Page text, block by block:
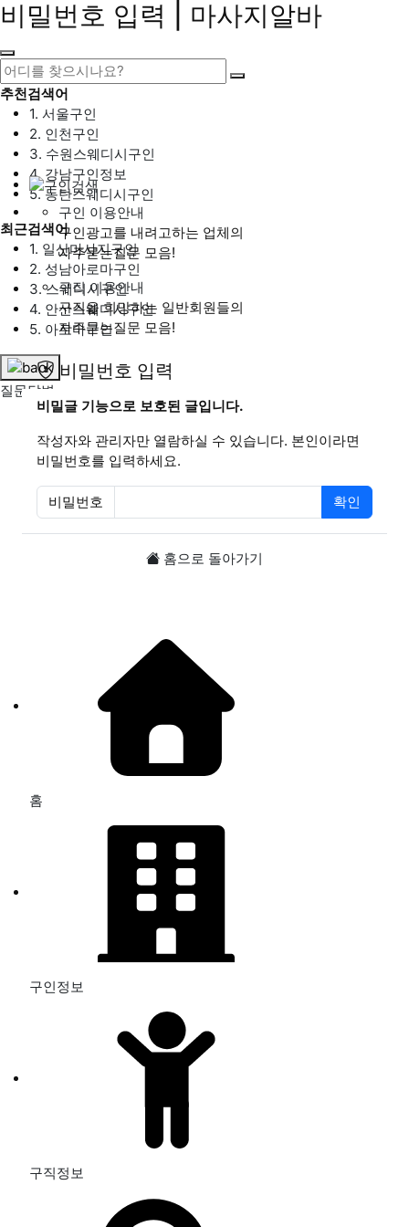
비밀번호 입력 | 마사지알바
추천검색어
1. 서울구인
2. 인천구인
3. 수원스웨디시구인
4. 강남구인정보
5. 동탄스웨디시구인
최근검색어
1. 일산마사지구인
2. 성남아로마구인
3. 스웨디시구인
4. 안산스웨디시구인
5. 아로마구인
질문답변
구인 이용안내
구인광고를 내려고하는 업체의
자주묻는질문 모음!
구직 이용안내
구직을 희망하는 일반회원들의
자주묻는질문 모음!
비밀번호 입력
비밀글 기능으로 보호된 글입니다.
작성자와 관리자만 열람하실 수 있습니다. 본인이라면
비밀번호를 입력하세요.
비밀번호
필수 확인
홈으로 돌아가기
홈
구인정보
구직정보